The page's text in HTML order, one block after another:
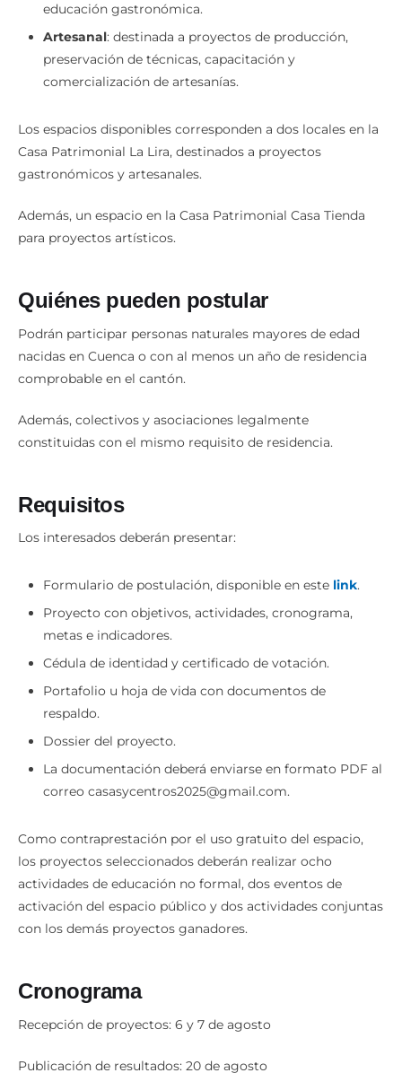
educación gastronómica.
Artesanal: destinada a proyectos de producción,
preservación de técnicas, capacitación y
comercialización de artesanías.
Los espacios disponibles corresponden a dos locales en la
Casa Patrimonial La Lira, destinados a proyectos
gastronómicos y artesanales.
Además, un espacio en la Casa Patrimonial Casa Tienda
para proyectos artísticos.
Quiénes pueden postular
Podrán participar personas naturales mayores de edad
nacidas en Cuenca o con al menos un año de residencia
comprobable en el cantón.
Además, colectivos y asociaciones legalmente
constituidas con el mismo requisito de residencia.
Requisitos
Los interesados deberán presentar:
Formulario de postulación, disponible en este link.
Proyecto con objetivos, actividades, cronograma,
metas e indicadores.
Cédula de identidad y certificado de votación.
Portafolio u hoja de vida con documentos de
respaldo.
Dossier del proyecto.
La documentación deberá enviarse en formato PDF al
correo casasycentros2025@gmail.com.
Como contraprestación por el uso gratuito del espacio,
los proyectos seleccionados deberán realizar ocho
actividades de educación no formal, dos eventos de
activación del espacio público y dos actividades conjuntas
con los demás proyectos ganadores.
Cronograma
Recepción de proyectos: 6 y 7 de agosto
Publicación de resultados: 20 de agosto